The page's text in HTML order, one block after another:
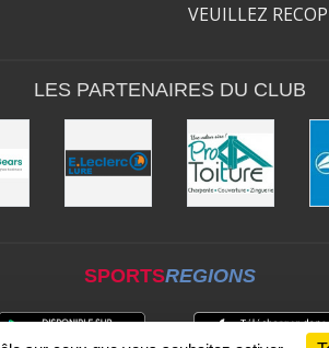
VEUILLEZ
LES PARTENAIRES DU CLUB
SPORTSREGIONS